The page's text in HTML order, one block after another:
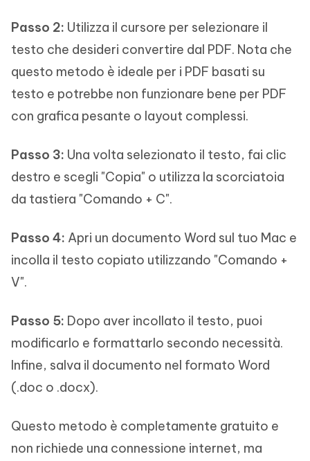
Passo 2: Utilizza il cursore per selezionare il
testo che desideri convertire dal PDF. Nota che
questo metodo è ideale per i PDF basati su
testo e potrebbe non funzionare bene per PDF
con grafica pesante o layout complessi.
Passo 3: Una volta selezionato il testo, fai clic
destro e scegli "Copia" o utilizza la scorciatoia
da tastiera "Comando + C".
Passo 4: Apri un documento Word sul tuo Mac e
incolla il testo copiato utilizzando "Comando +
V".
Passo 5: Dopo aver incollato il testo, puoi
modificarlo e formattarlo secondo necessità.
Infine, salva il documento nel formato Word
(.doc o .docx).
Questo metodo è completamente gratuito e
non richiede una connessione internet, ma